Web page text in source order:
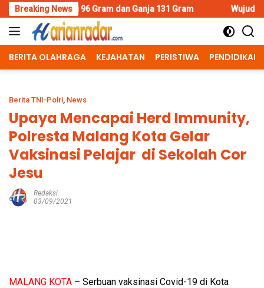
Skip
to
content
Breaking News
96 Gram dan Ganja 131 Gram Wujud Polisi Humanis,
BERITA OLAHRAGA KEJAHATAN PERISTIWA PENDIDIKAN
Berita TNI-Polri, News
Upaya Mencapai Herd Immunity,
Polresta Malang Kota Gelar
Vaksinasi Pelajar di Sekolah Cor
Jesu
Redaksi
03/09/2021
MALANG KOTA – Serbuan vaksinasi Covid-19 di Kota